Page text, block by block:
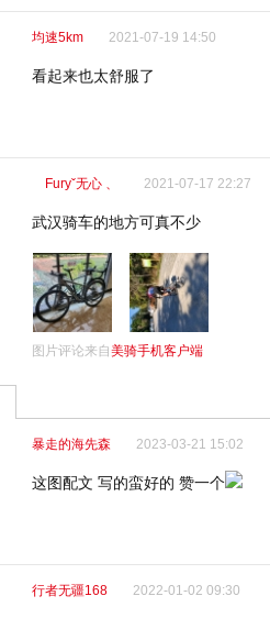
均速5km 2021-07-19 14:50
看起来也太舒服了
ゝFuryˇ无心 、 2021-07-17 22:27
武汉骑车的地方可真不少
图片评论来自美骑手机客户端
暴走的海先森 2023-03-21 15:02
这图配文 写的蛮好的 赞一个
行者无疆168 2022-01-02 09:30